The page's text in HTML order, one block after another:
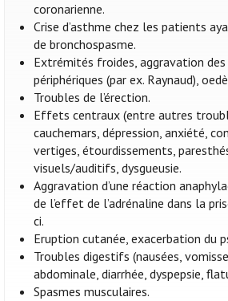
coronarienne.
Crise d’asthme chez les patients
de bronchospasme.
Extrémités froides, aggravation
périphériques (par ex. Raynaud),
Troubles de l’érection.
Effets centraux (entre autres
cauchemars, dépression, anxiété,
vertiges, étourdissements,
visuels/auditifs, dysgueusie.
Aggravation d’une réaction
de l’effet de l’adrénaline dans la
ci.
Eruption cutanée, exacerbation du
Troubles digestifs (nausées,
abdominale, diarrhée, dyspepsie,
Spasmes musculaires.